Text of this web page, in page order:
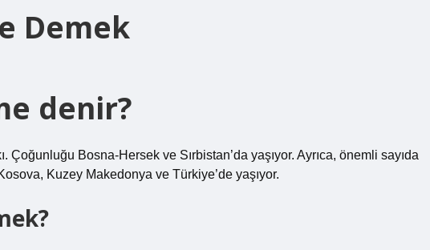
Demek
denir?
Bosna-Hersek ve Sırbistan’da yaşıyor. Ayrıca, önemli sayıda
Kuzey Makedonya ve Türkiye’de yaşıyor.